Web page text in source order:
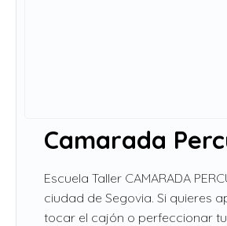
Camarada
Escuela Taller CAMARADA
ciudad de Segovia. Si quieres
tocar el cajón o perfeccionar